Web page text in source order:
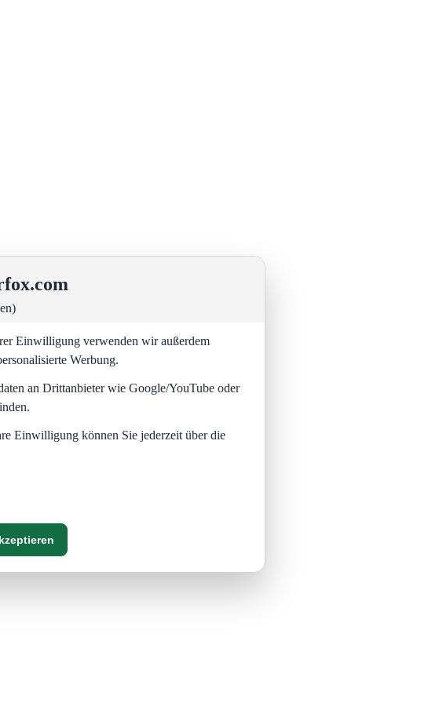
Einwilligung verwenden wir außerdem
Werbung.
an Drittanbieter wie Google/YouTube oder
Einwilligung können Sie jederzeit über die